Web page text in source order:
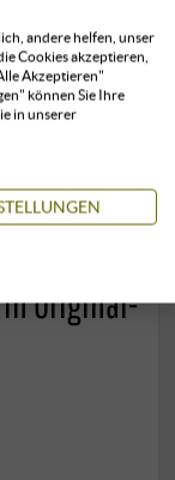
Superiore
in Original-
andere helfen, unser
Cookies akzeptieren,
Akzeptieren"
können Sie Ihre
in unserer